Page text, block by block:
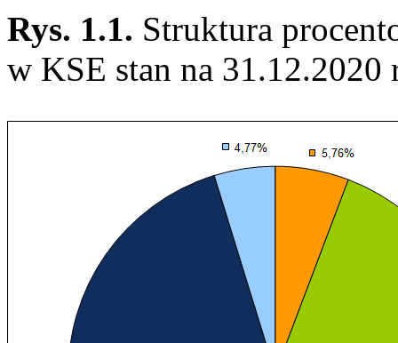
Rys. 1.1. Struktura
w KSE stan na 31.12.2020